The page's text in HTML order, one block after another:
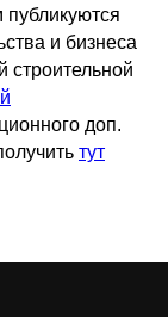
публикуются
и бизнеса
доп.
тут